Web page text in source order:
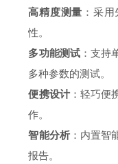
高精度测量 ：采
性。
多功能测试 ：支持
多种参数的测试。
便携设计：轻巧便
作。
智能分析：内置智
报告。